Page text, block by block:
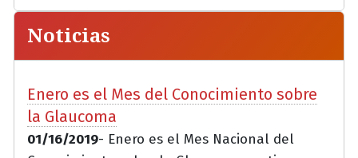
Noticias
Enero es el Mes del Conocimiento sobre
la Glaucoma
01/16/2019- Enero es el Mes Nacional del